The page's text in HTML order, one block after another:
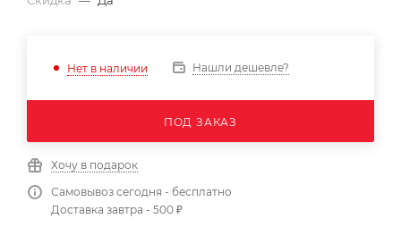
Нет в наличии Нашли дешевле?
ПОД ЗАКАЗ
Хочу в подарок
Самовывоз сегодня - бесплатно
Доставка завтра - 500 ₽